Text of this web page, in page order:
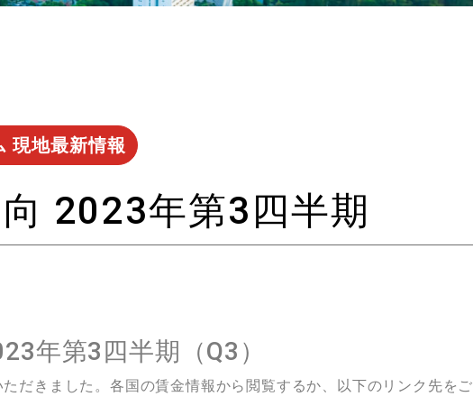
現地最新情報
2023年第3四半期
年第3四半期（Q3）
ただきました。各国の賃金情報から閲覧するか、以下のリンク先をご